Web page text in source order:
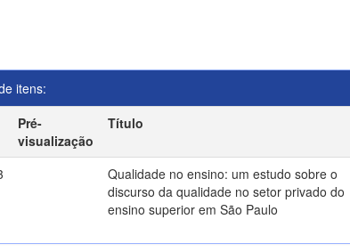
itens:
Pré-
visualização
Título
Qualidade no ensino: um estudo sobre o
discurso da qualidade no setor privado do
ensino superior em São Paulo